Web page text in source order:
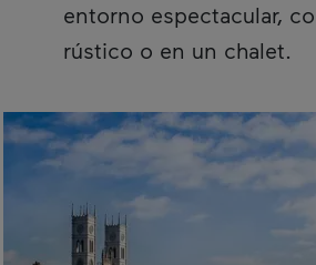
entorno espectacular,
rústico o en un chalet.